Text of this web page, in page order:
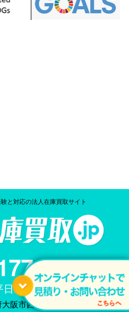
と対応の法人在庫買取サイト
2086
日11時〜20時まで
阪市西成区長橋3－6－5